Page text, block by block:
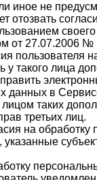
иное не
отозвать
от 27.07.2006
у такого лица
данных в
таких
третьих лиц.
на